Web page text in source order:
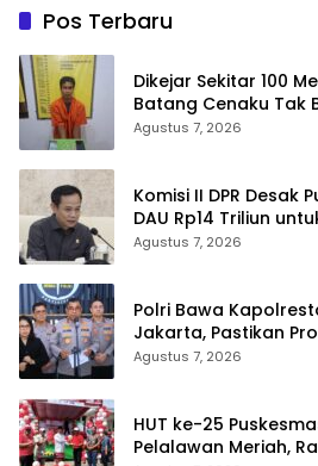
Pos Terbaru
Dikejar Sekitar 100
Agustus 7, 2026
Komisi II DPR Desak
DAU Rp14 Triliun
Terancam Telat
Agustus 7, 2026
Polri Bawa
Jakarta, Pastikan
Profesional dan
Agustus 7, 2026
HUT ke-25
Pelalawan Meriah,